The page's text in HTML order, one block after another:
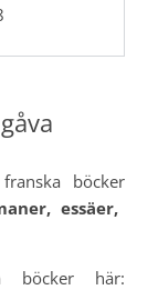
böcker
essäer,
böcker här: